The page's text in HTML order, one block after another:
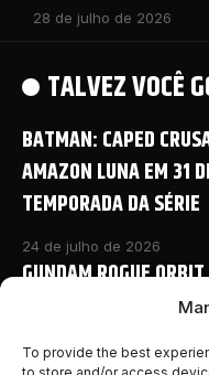
To provide the best
28 de julho de 2026
TALVEZ VOCÊ
BATMAN: CAPED
AMAZON LUNA EM 31
TEMPORADA DA SÉRIE
24 de julho de 2026
GUNDAM ROGUE
COMPARTILHADO